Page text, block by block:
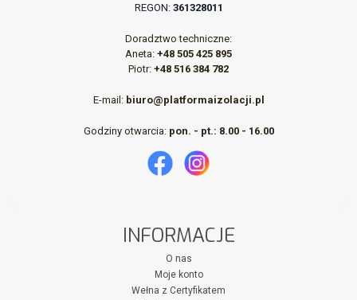
REGON: 361328011
Doradztwo techniczne:
Aneta: +48 505 425 895
Piotr: +48 516 384 782
E-mail: biuro@platformaizolacji.pl
Godziny otwarcia: pon. - pt.: 8.00 - 16.00
INFORMACJE
O nas
Moje konto
Wełna z Certyfikatem